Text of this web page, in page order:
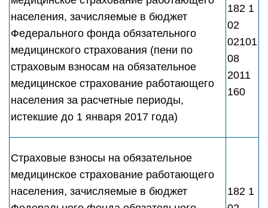
населения, зачисляемые в бюджет
Федерального фонда обязательного
медицинского страхования (пени по
страховым взносам на обязательное
медицинское страхование работающего
населения за расчетные периоды,
истекшие до 1 января 2017 года)
182 1
02
02101
08
2011
160
Страховые взносы на обязательное
медицинское страхование работающего
населения, зачисляемые в бюджет
182 1